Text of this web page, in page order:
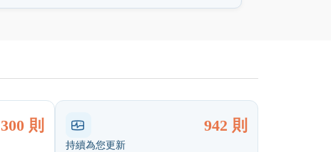
300 則 942 則
持續為您更新